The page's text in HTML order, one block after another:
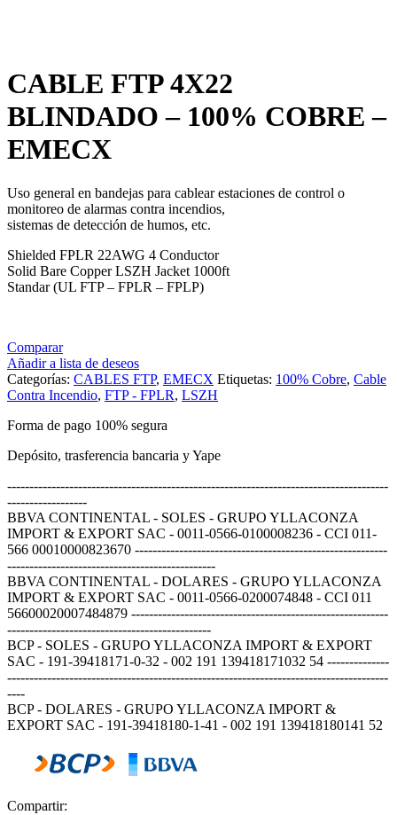
CABLE FTP 4X22
BLINDADO – 100% COBRE –
EMECX
Uso general en bandejas para cablear estaciones de control o
monitoreo de alarmas contra incendios,
sistemas de detección de humos, etc.
Shielded FPLR 22AWG 4 Conductor
Solid Bare Copper LSZH Jacket 1000ft
Standar (UL FTP – FPLR – FPLP)
Comparar
Añadir a lista de deseos
Categorías: CABLES FTP, EMECX Etiquetas: 100% Cobre, Cable
Contra Incendio, FTP - FPLR, LSZH
Forma de pago 100% segura
Depósito, trasferencia bancaria y Yape
--------------------------------------------------------------------------------------
------------------
BBVA CONTINENTAL - SOLES - GRUPO YLLACONZA
IMPORT & EXPORT SAC - 0011-0566-0100008236 - CCI 011-
566 00010000823670 ---------------------------------------------------------
-----------------------------------------------
BBVA CONTINENTAL - DOLARES - GRUPO YLLACONZA
IMPORT & EXPORT SAC - 0011-0566-0200074848 - CCI 011
56600020007484879 ----------------------------------------------------------
----------------------------------------------
BCP - SOLES - GRUPO YLLACONZA IMPORT & EXPORT
SAC - 191-39418171-0-32 - 002 191 139418171032 54 --------------
--------------------------------------------------------------------------------------
----
BCP - DOLARES - GRUPO YLLACONZA IMPORT &
EXPORT SAC - 191-39418180-1-41 - 002 191 139418180141 52
Compartir: